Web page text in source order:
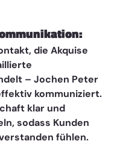
die Akquise
– Jochen Peter
kommuniziert.
klar und
sodass Kunden
fühlen.